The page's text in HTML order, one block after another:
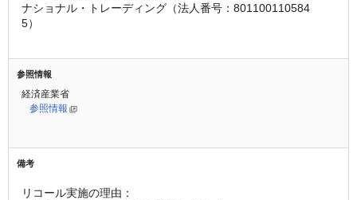
ナショナル・トレーディング（法人番号：801100110584
5）
参照情報
経済産業省
参照情報
備考
リコール実施の理由：